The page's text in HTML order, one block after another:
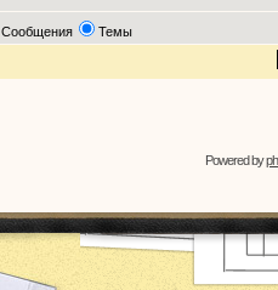
Сообщения Темы
Powered by